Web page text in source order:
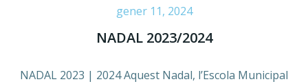
gener 11, 2024
NADAL 2023/2024
NADAL 2023 | 2024 Aquest Nadal, l’Escola Municipal